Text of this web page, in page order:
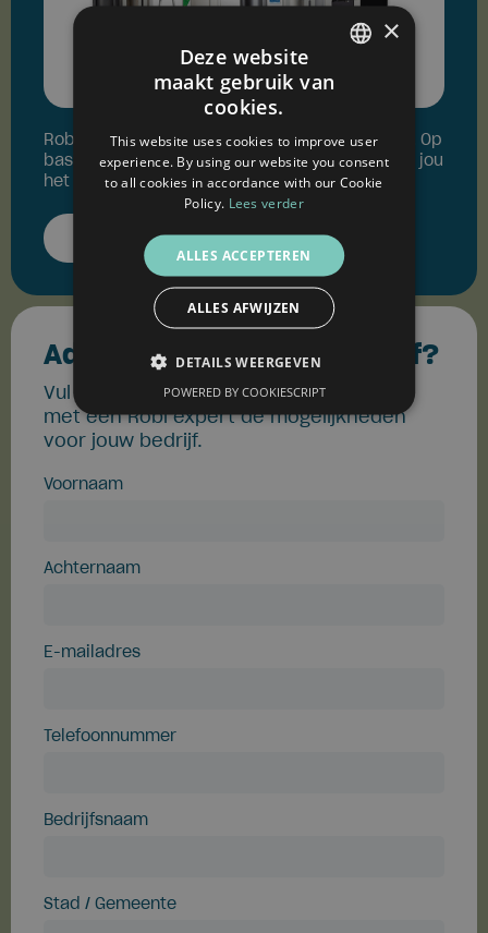
Robi Professional heeft meer dan 40 modellen. Op
basis van 5 simpele vragen selecteren we voor jou
het beste aanbod.
Configureer jouw watertap
Advies nodig voor je bedrijf?
Vul het formulier in en bespreek samen
met een Robi expert de mogelijkheden
voor jouw bedrijf.
Voornaam
Achternaam
E-mailadres
Telefoonnummer
Bedrijfsnaam
Stad / Gemeente
DUTCH
ENGLISH
×
Deze website
maakt gebruik van
cookies.
This website uses cookies to improve user
experience. By using our website you consent
to all cookies in accordance with our Cookie
Policy. Lees verder
ALLES ACCEPTEREN
ALLES AFWIJZEN
DETAILS WEERGEVEN
POWERED BY COOKIESCRIPT